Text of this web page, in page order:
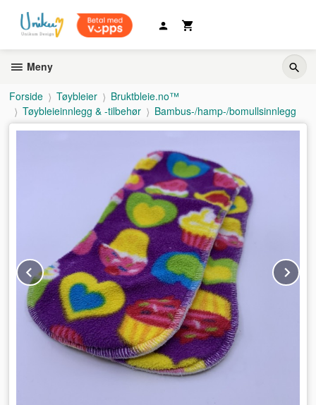
innholdet
Meny
Forside Tøybleier
Bruktbleie.no™
Tøybleieinnlegg & -tilbehør
Bambus-/hamp-/bomullsinnlegg
Prev